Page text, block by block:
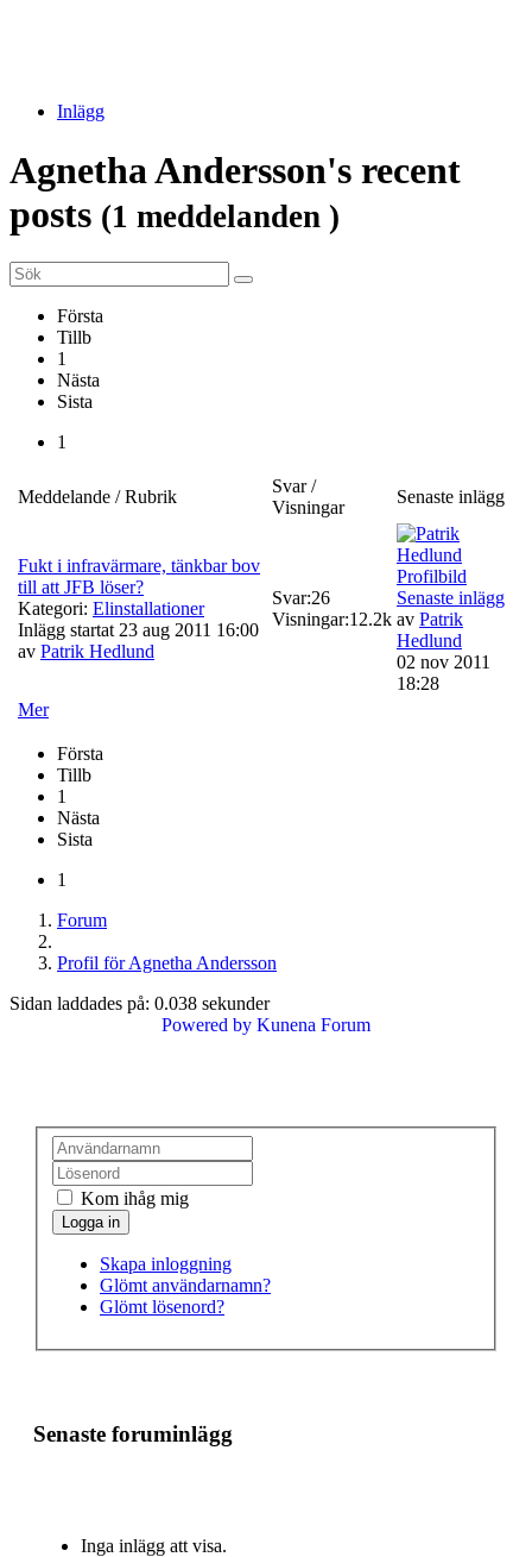
Inlägg
Agnetha Andersson's recent
posts (1 meddelanden )
Första
Tillb
1
Nästa
Sista
1
Meddelande / Rubrik
Svar /
Visningar
Senaste inlägg
Mer
Fukt i infravärmare, tänkbar bov
till att JFB löser?
Kategori: Elinstallationer
Inlägg startat 23 aug 2011 16:00
av Patrik Hedlund
Svar:26
Visningar:12.2k
Senaste inlägg
av Patrik
Hedlund
02 nov 2011
18:28
Första
Tillb
1
Nästa
Sista
1
Forum
Profil för Agnetha Andersson
Sidan laddades på: 0.038 sekunder
Powered by Kunena Forum
Kom ihåg mig
Skapa inloggning
Glömt användarnamn?
Glömt lösenord?
Senaste foruminlägg
Inga inlägg att visa.